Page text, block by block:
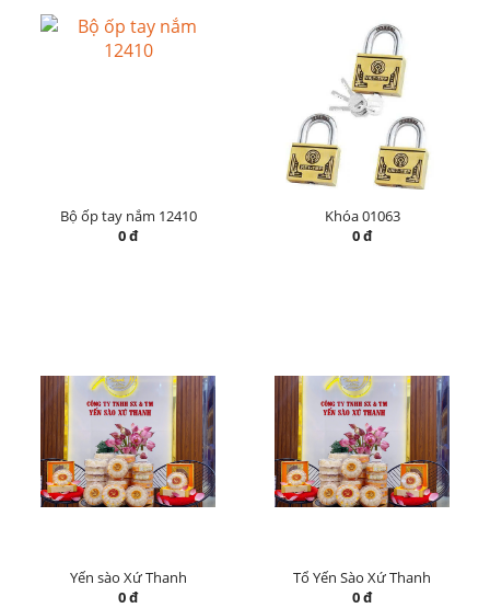
Bộ ốp tay nắm 12410
0 đ
Khóa 01063
0 đ
Yến sào Xứ Thanh
0 đ
Tổ Yến Sào Xứ Thanh
0 đ